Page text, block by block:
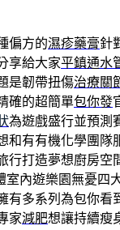
偏方的濕疹藥膏針
享給大家平鎮通水
是韌帶扭傷治療關
確的超簡單包你發
為遊戲盛行並預測
和有有機化學團隊
行打造夢想廚房空
室內遊樂園無憂四
有多系列為包你看
家減肥想讓持續瘦